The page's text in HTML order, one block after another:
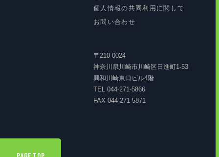
個人情報の共同利用に関して
お問い合わせ
〒210-0024
神奈川県川崎市川崎区日進町1-53
興和川崎東口ビル4階
TEL 044-271-5866
FAX 044-271-5871